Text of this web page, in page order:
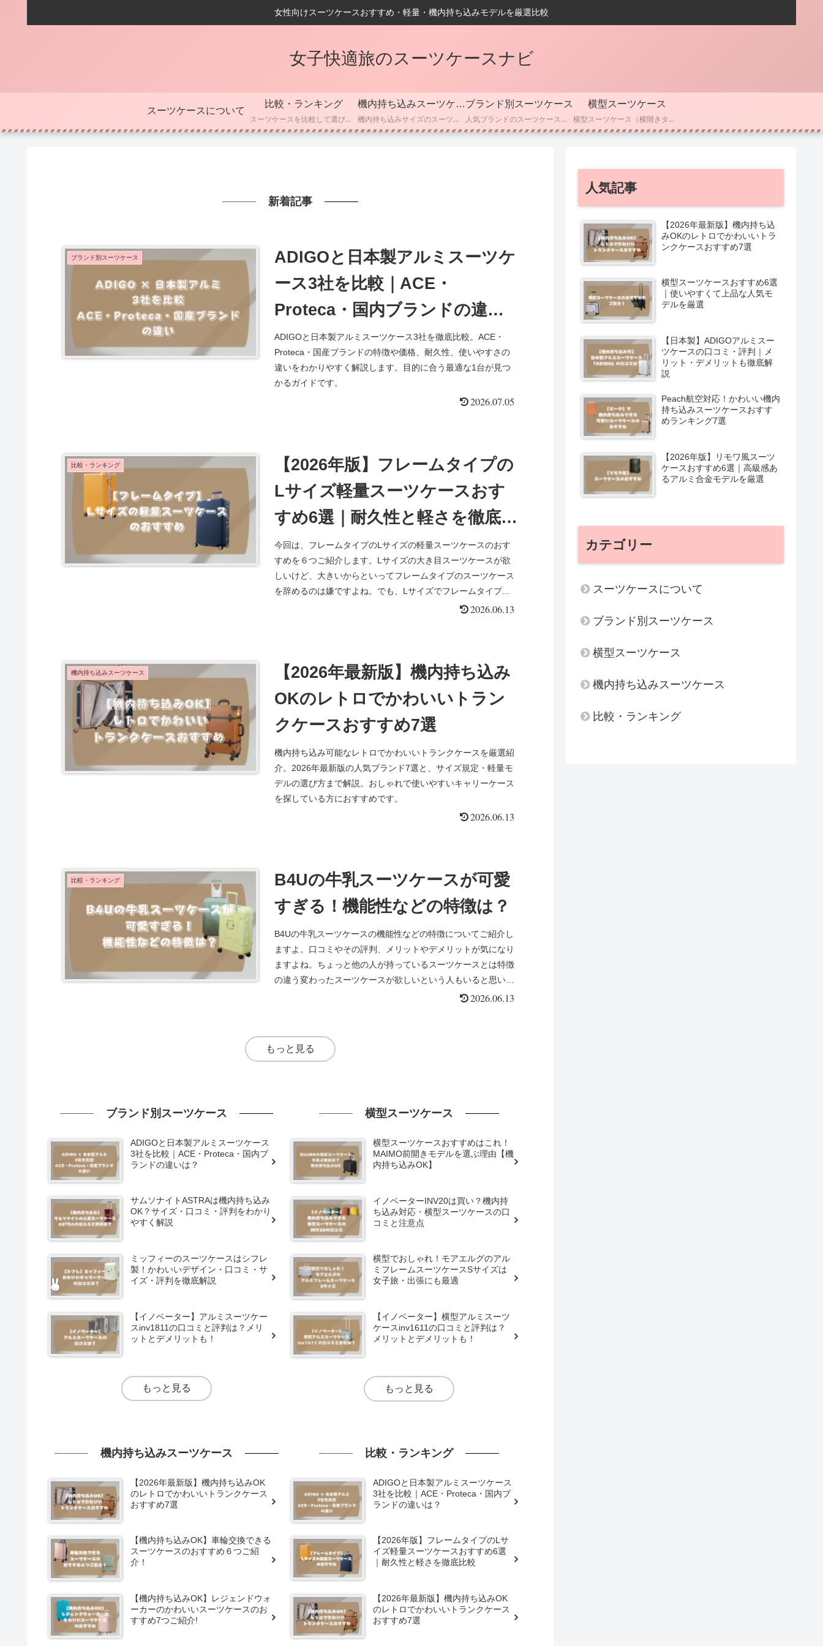
女性向けスーツケースおすすめ・軽量・機内持ち込みモデルを厳選比較
女子快適旅のスーツケースナビ
スーツケースについて
比較・ランキング
スーツケースを比較して選びたい方向けのカテゴリーです。 人気モデルのスペック・容量・重さ・価格・耐久性などを分かりやすく比較し、用途別におすすめのスーツケースをランキング形式で紹介しています。 「どのスーツケースが自分に合っているかわからない」「初めての購入で失敗したくない」という方に向けて、選び方のポイントやチェックすべき機能も丁寧に解説しています。
機内持ち込みスーツケース
機内持ち込みサイズのスーツケースを探している方向けのカテゴリーです。 国内線・国際線それぞれの機内持ち込み基準や、容量・サイズの目安、軽量モデル、静音キャスターなど、選ぶ際に押さえておきたいポイントを分かりやすくまとめています。 女性でも扱いやすいコンパクトサイズや、ビジネス向けのスマート設計モデルも紹介しているので、「使いやすい機内持ち込みスーツケースを選びたい」という方におすすめです。
ブランド別スーツケース
人気ブランドのスーツケースを比較したい方向けのカテゴリーです。 RIMOWA・サムソナイト・イノベーター・トゥミなど、主要ブランドごとの特徴や耐久性、素材、価格帯を分かりやすくまとめています。 デザイン性や機能性の違い、選ぶときのポイントも解説しているので、 「どのブランドにするか迷っている」「長く使えるスーツケースを選びたい」という方におすすめです。
横型スーツケース
横型スーツケース（横開きタイプ）を探している方向けのカテゴリーです。 ビジネスシーンでも使いやすく、荷物の出し入れがしやすい横型ならではの特徴や、容量・収納性・使い勝手を分かりやすくまとめています。 機内持ち込み対応モデルや軽量タイプ、静音キャスターなど、横型スーツケースを選ぶときに知っておきたいポイントも解説しているので、「横開きが便利なスーツケースを探している」という方におすすめです。
新着記事
ブランド別スーツケース
ADIGOと日本製アルミスーツケ
ース3社を比較｜ACE・
Proteca・国内ブランドの違い
は？
ADIGOと日本製アルミスーツケース3社を徹底比較。ACE・
Proteca・国産ブランドの特徴や価格、耐久性、使いやすさの
違いをわかりやすく解説します。目的に合う最適な1台が見つ
かるガイドです。
2026.07.05
比較・ランキング
【2026年版】フレームタイプの
Lサイズ軽量スーツケースおす
すめ6選｜耐久性と軽さを徹底比
較
今回は、フレームタイプのLサイズの軽量スーツケースのおす
すめを６つご紹介します。Lサイズの大き目スーツケースが欲
しいけど、大きいからといってフレームタイプのスーツケース
を辞めるのは嫌ですよね。でも、Lサイズでフレームタイプの
スーツケースだとどうしても重くなってしまうのが欠点です。
2026.06.13
機内持ち込みスーツケース
【2026年最新版】機内持ち込み
OKのレトロでかわいいトラン
クケースおすすめ7選
機内持ち込み可能なレトロでかわいいトランクケースを厳選紹
介。2026年最新版の人気ブランド7選と、サイズ規定・軽量モ
デルの選び方まで解説。おしゃれで使いやすいキャリーケース
を探している方におすすめです。
2026.06.13
比較・ランキング
B4Uの牛乳スーツケースが可愛
すぎる！機能性などの特徴は？
B4Uの牛乳スーツケースの機能性などの特徴についてご紹介し
ますよ。口コミやその評判、メリットやデメリットが気になり
ますよね。ちょっと他の人が持っているスーツケースとは特徴
の違う変わったスーツケースが欲しいという人もいると思いま
すが、使い勝手がいいものでないといざ旅行で使う時に困りま
2026.06.13
もっと見る
ブランド別スーツケース
ADIGOと日本製アルミスーツケース
3社を比較｜ACE・Proteca・国内ブ
ランドの違いは？
サムソナイトASTRAは機内持ち込み
OK？サイズ・口コミ・評判をわかり
やすく解説
ミッフィーのスーツケースはシフレ
製！かわいいデザイン・口コミ・サ
イズ・評判を徹底解説
【イノベーター】アルミスーツケー
スinv1811の口コミと評判は？メリ
ットとデメリットも！
もっと見る
横型スーツケース
横型スーツケースおすすめはこれ！
MAIMO前開きモデルを選ぶ理由【機
内持ち込みOK】
イノベーターINV20は買い？機内持
ち込み対応・横型スーツケースの口
コミと注意点
横型でおしゃれ！モアエルグのアル
ミフレームスーツケースSサイズは
女子旅・出張にも最適
【イノベーター】横型アルミスーツ
ケースinv1611の口コミと評判は？
メリットとデメリットも！
もっと見る
機内持ち込みスーツケース
【2026年最新版】機内持ち込みOK
のレトロでかわいいトランクケース
おすすめ7選
【機内持ち込みOK】車輪交換できる
スーツケースのおすすめ６つご紹
介！
【機内持ち込みOK】レジェンドウォ
ーカーのかわいいスーツケースのお
すすめ7つご紹介!
比較・ランキング
ADIGOと日本製アルミスーツケース
3社を比較｜ACE・Proteca・国内ブ
ランドの違いは？
【2026年版】フレームタイプのLサ
イズ軽量スーツケースおすすめ6選
｜耐久性と軽さを徹底比較
【2026年最新版】機内持ち込みOK
のレトロでかわいいトランクケース
おすすめ7選
人気記事
【2026年最新版】機内持ち込
みOKのレトロでかわいいトラ
ンクケースおすすめ7選
横型スーツケースおすすめ6選
｜使いやすくて上品な人気モ
デルを厳選
【日本製】ADIGOアルミスー
ツケースの口コミ・評判｜メ
リット・デメリットも徹底解
説
Peach航空対応！かわいい機内
持ち込みスーツケースおすす
めランキング7選
【2026年版】リモワ風スーツ
ケースおすすめ6選｜高級感あ
るアルミ合金モデルを厳選
カテゴリー
スーツケースについて
ブランド別スーツケース
横型スーツケース
機内持ち込みスーツケース
比較・ランキング